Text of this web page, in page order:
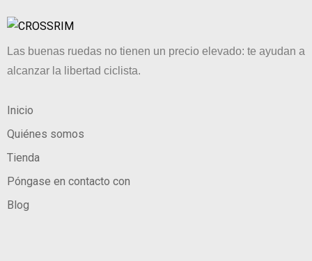
Las buenas ruedas no tienen un precio elevado: te ayudan a
alcanzar la libertad ciclista.
Inicio
Quiénes somos
Tienda
Póngase en contacto con
Blog